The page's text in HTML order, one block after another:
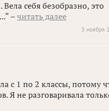
себя безобразно, это
– читать далее
3 ноября
с 1 по 2 классы, потому
Я не разговаривала